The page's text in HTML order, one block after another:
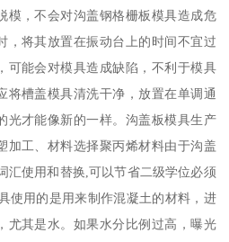
模，不会对沟盖钢格栅板模具造成危
，将其放置在振动台上的时间不宜过
可能会对模具造成缺陷，不利于模具
将槽盖模具清洗干净，放置在单调通
光才能像新的一样。沟盖板模具生产
加工、材料选择聚丙烯材料由于沟盖
汇使用和替换,可以节省二级学位必须
使用的是用来制作混凝土的材料，进
尤其是水。如果水分比例过高，曝光